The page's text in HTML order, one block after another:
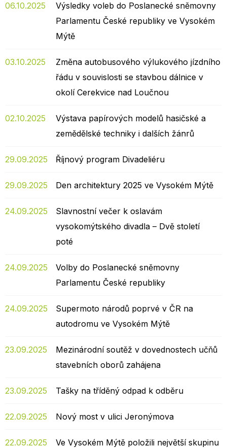
06.10.2025
Výsledky voleb do Poslanecké sněmovny
Parlamentu České republiky ve Vysokém
Mýtě
03.10.2025
Změna autobusového výlukového jízdního
řádu v souvislosti se stavbou dálnice v
okolí Cerekvice nad Loučnou
02.10.2025
Výstava papírových modelů hasičské a
zemědělské techniky i dalších žánrů
29.09.2025 Říjnový program Divadeliéru
29.09.2025 Den architektury 2025 ve Vysokém Mýtě
24.09.2025
Slavnostní večer k oslavám
vysokomýtského divadla – Dvě století
poté
24.09.2025
Volby do Poslanecké sněmovny
Parlamentu České republiky
24.09.2025
Supermoto národů poprvé v ČR na
autodromu ve Vysokém Mýtě
23.09.2025
Mezinárodní soutěž v dovednostech učňů
stavebních oborů zahájena
23.09.2025 Tašky na tříděný odpad k odběru
22.09.2025 Nový most v ulici Jeronýmova
22.09.2025
Ve Vysokém Mýtě položili největší skupinu